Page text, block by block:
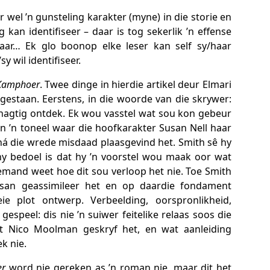
wel ’n gunsteling karakter (myne) in die storie en
kan identifiseer – daar is tog sekerlik ’n effense
Ek glo boonop elke leser kan self sy/haar
wil identifiseer.
. Twee dinge in hierdie artikel deur Elmari
Eerstens, in die woorde van die skrywer:
ontdek. Ek wou vasstel wat sou kon gebeur
’n toneel waar die hoofkarakter Susan Nell haar
die wrede misdaad plaasgevind het. Smith sê hy
bedoel is dat hy ’n voorstel wou maak oor wat
weet hoe dit sou verloop het nie. Toe Smith
geassimileer het en op daardie fondament
plot ontwerp. Verbeelding, oorspronlikheid,
dis nie ’n suiwer feitelike relaas soos die
Nico Moolman geskryf het, en wat aanleiding
nie.